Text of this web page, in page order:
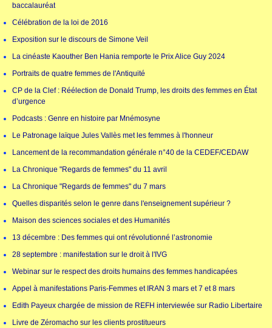
baccalauréat
Célébration de la loi de 2016
Exposition sur le discours de Simone Veil
La cinéaste Kaouther Ben Hania remporte le Prix Alice Guy 2024
Portraits de quatre femmes de l'Antiquité
CP de la Clef : Réélection de Donald Trump, les droits des femmes en État
d’urgence
Podcasts : Genre en histoire par Mnémosyne
Le Patronage laïque Jules Vallès met les femmes à l'honneur
Lancement de la recommandation générale n°40 de la CEDEF/CEDAW
La Chronique "Regards de femmes" du 11 avril
La Chronique "Regards de femmes" du 7 mars
Quelles disparités selon le genre dans l'enseignement supérieur ?
Maison des sciences sociales et des Humanités
13 décembre : Des femmes qui ont révolutionné l’astronomie
28 septembre : manifestation sur le droit à l'IVG
Webinar sur le respect des droits humains des femmes handicapées
Appel à manifestations Paris-Femmes et IRAN 3 mars et 7 et 8 mars
Edith Payeux chargée de mission de REFH interviewée sur Radio Libertaire
Livre de Zéromacho sur les clients prostitueurs